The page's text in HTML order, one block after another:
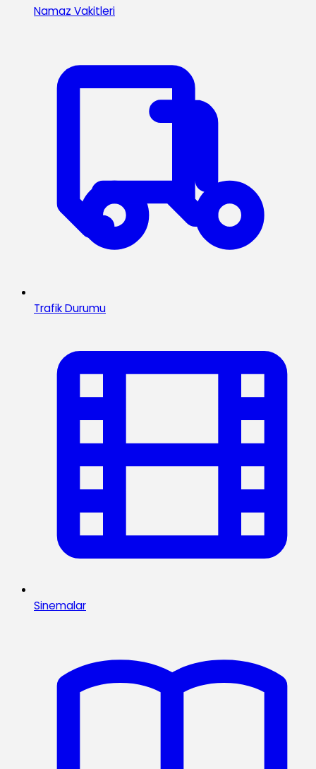
Namaz Vakitleri
Trafik Durumu
Sinemalar